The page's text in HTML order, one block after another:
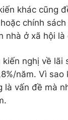
khác cũng
chính
nhà ở xã hội
kiến nghị về lãi
năm. Vì
là vấn đề mà